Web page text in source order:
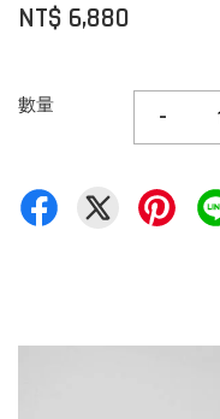
NT$ 6,880
數量 -